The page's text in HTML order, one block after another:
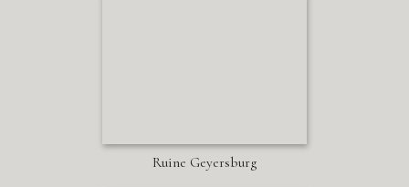
Ruine Geyersburg